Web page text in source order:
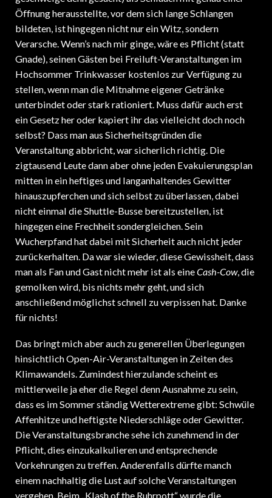
Öffnung herausstellte, vor dem sich lange Schlangen
bildeten, ist hingegen nicht nur ein Witz, sondern
Verarsche. Wenn’s nach mir ginge, wäre es Pflicht (statt
Gnade), seinen Gästen bei Freiluft-Veranstaltungen im
Hochsommer Trinkwasser kostenlos zur Verfügung zu
stellen, wenn man die Mitnahme eigener Getränke
unterbindet oder stark rationiert. Muss dafür auch erst
ein Gesetz her oder kapiert ihr das vielleicht doch noch
selbst? Dass man aus Sicherheitsgründen die
Veranstaltung abbricht, war sicherlich richtig. Die
zigtausend Leute dann aber ohne jeden Evakuierungsplan
mitten in ein heftiges und langanhaltendes Gewitter
hinauszupferchen und sich selbst zu überlassen, dabei
nicht einmal die Shuttle-Busse bereitzustellen, ist
hingegen eine Frechheit sondergleichen. Sein
Wucherpfand hat dabei mit Sicherheit auch nicht jeder
zurückerhalten. Da war sie wieder, diese Gewissheit, dass
man als Fan und Gast nicht mehr ist als eine Cash-Cow , die
gemolken wird, bis nichts mehr geht, und sich
anschließend möglichst schnell zu verpissen hat. Danke
für nichts!
Das bringt mich aber auch zu generellen Überlegungen
hinsichtlich Open-Air-Veranstaltungen in Zeiten des
Klimawandels. Zumindest hierzulande scheint es
mittlerweile ja eher die Regel denn Ausnahme zu sein,
dass es im Sommer ständig Wetterextreme gibt: Schwüle
Affenhitze und heftigste Niederschläge oder Gewitter.
Die Veranstaltungsbranche sehe ich zunehmend in der
Pflicht, dies einzukalkulieren und entsprechende
Vorkehrungen zu treffen. Anderenfalls dürfte manch
einem nachhaltig die Lust auf solche Veranstaltungen
vergehen. Beim „Klash of the Ruhrpott“ wurde die